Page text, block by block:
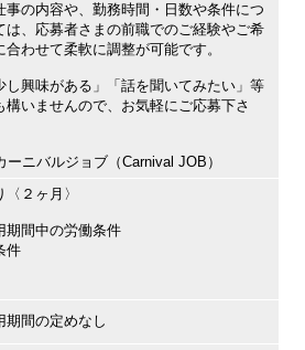
事の内容や、勤務時間・日数や条件につ
は、応募者さまの前職でのご経験やご希
合わせて柔軟に調整が可能です。
し興味がある」「話を聞いてみたい」等
構いませんので、お気軽にご応募下さ
ーニバルジョブ（Carnival JOB）
〈２ヶ月〉
期間中の労働条件
件
期間の定めなし